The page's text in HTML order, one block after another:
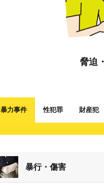
脅迫
暴力事件 性犯罪 財産犯
暴行・傷害